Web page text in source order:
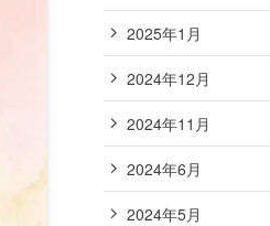
2025年1月
2024年12月
2024年11月
2024年6月
2024年5月